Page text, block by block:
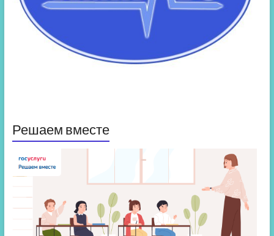
Решаем вместе